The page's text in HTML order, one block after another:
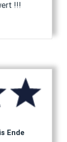
!!!
Ende